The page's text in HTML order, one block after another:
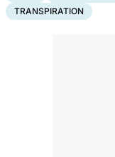
TRANSPIRATION